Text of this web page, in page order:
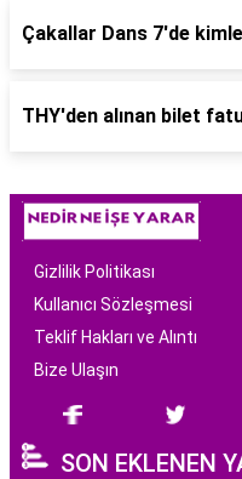
Çakallar Dans 7'de
THY'den alınan bilet
Gizlilik Politikası
Kullanıcı Sözleşmesi
Teklif Hakları ve Alıntı
Bize Ulaşın
SON EKLENEN